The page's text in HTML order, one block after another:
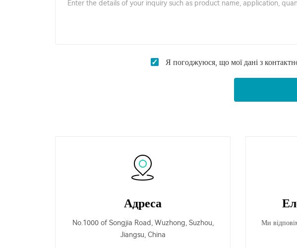
Я погоджуюся, що мої дані з
Адреса
No.1000 of Songjia Road, Wuzhong, Suzhou,
Jiangsu, China
Ми